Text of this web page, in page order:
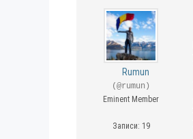
Rumun
(@rumun)
Eminent Member
Записи: 19